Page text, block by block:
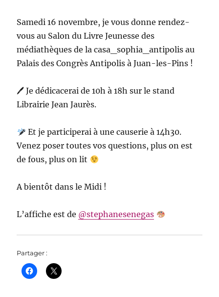
Samedi 16 novembre, je vous donne rendez-
vous au Salon du Livre Jeunesse des
médiathèques de la casa_sophia_antipolis au
Palais des Congrès Antipolis à Juan-les-Pins !
🖊 Je dédicacerai de 10h à 18h sur le stand
Librairie Jean Jaurès.
Et je participerai à une causerie à 14h30.
Venez poser toutes vos questions, plus on est
de fous, plus on lit
A bientôt dans le Midi !
L’affiche est de @stephanesenegas
Partager :